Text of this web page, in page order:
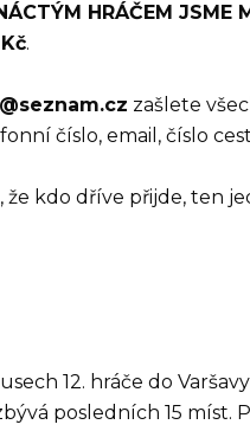
HRÁČEM
.
zašlete
číslo, email, číslo
kdo dříve přijde, ten
12. hráče do
posledních 15 míst.